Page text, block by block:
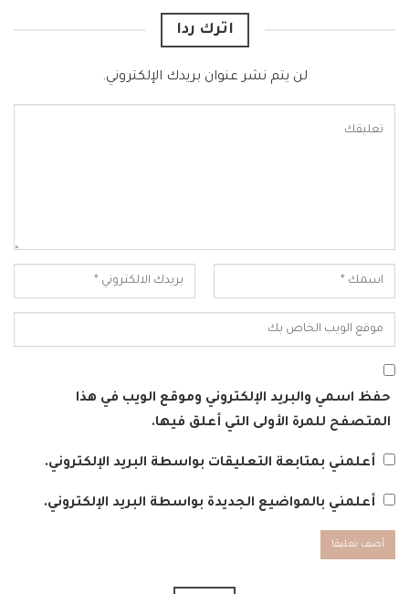
اترك ردا
لن يتم نشر عنوان بريدك الإلكتروني.
حفظ اسمي والبريد الإلكتروني وموقع الويب في هذا
المتصفح للمرة الأولى التي أعلق فيها.
أعلمني بمتابعة التعليقات بواسطة البريد الإلكتروني.
أعلمني بالمواضيع الجديدة بواسطة البريد الإلكتروني.